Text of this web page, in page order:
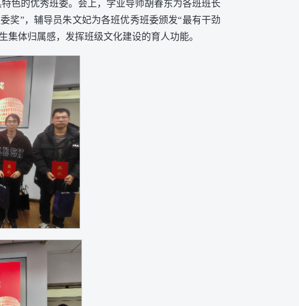
色的优秀班委。会上，学业导师胡春东为各班班长
奖”，辅导员朱文妃为各班优秀班委颁发“最有干劲
体归属感，发挥班级文化建设的育人功能。